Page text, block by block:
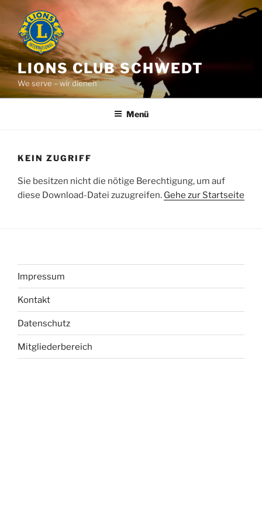
springen
LIONS CLUB SCHWEDT
We serve – wir dienen
Menü
KEIN ZUGRIFF
Sie besitzen nicht die nötige Berechtigung, um auf
diese Download-Datei zuzugreifen. Gehe zur Startseite
Impressum
Kontakt
Datenschutz
Mitgliederbereich